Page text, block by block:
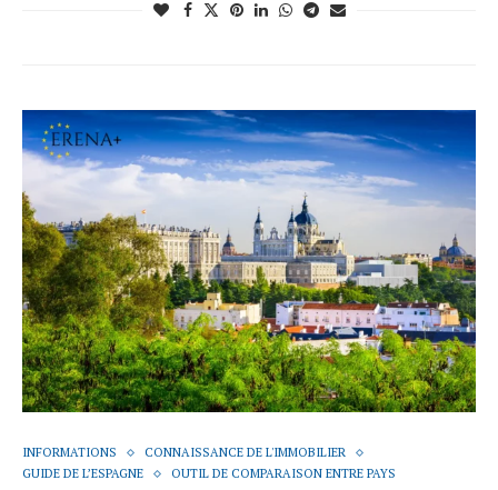
INFORMATIONS
CONNAISSANCE DE L'IMMOBILIER
GUIDE DE L’ESPAGNE
OUTIL DE COMPARAISON ENTRE PAYS